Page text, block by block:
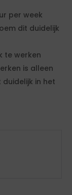
per week
dit duidelijk
te werken
is alleen
in het